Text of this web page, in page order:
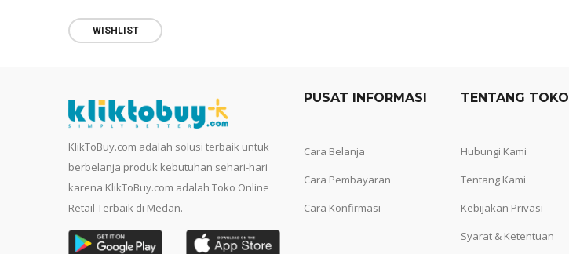
WISHLIST
KlikToBuy.com adalah solusi terbaik untuk
berbelanja produk kebutuhan sehari-hari
karena KlikToBuy.com adalah Toko Online
Retail Terbaik di Medan.
PUSAT INFORMASI
Cara Belanja
Cara Pembayaran
Cara Konfirmasi
TENTANG TOKO
Hubungi Kami
Tentang Kami
Kebijakan Privasi
Syarat & Ketentuan